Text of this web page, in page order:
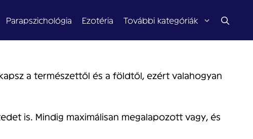
Parapszichológia Ezotéria További kategóriák
a természettől és a földtől, ezért valahogyan
is. Mindig maximálisan megalapozott vagy, és